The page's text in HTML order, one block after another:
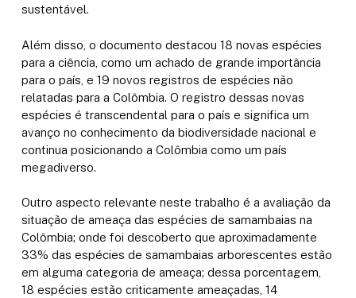
sustentável.
Além disso, o documento destacou 18 novas espécies
para a ciência, como um achado de grande importância
para o país, e 19 novos registros de espécies não
relatadas para a Colômbia. O registro dessas novas
espécies é transcendental para o país e significa um
avanço no conhecimento da biodiversidade nacional e
continua posicionando a Colômbia como um país
megadiverso.
Outro aspecto relevante neste trabalho é a avaliação da
situação de ameaça das espécies de samambaias na
Colômbia; onde foi descoberto que aproximadamente
33% das espécies de samambaias arborescentes estão
em alguma categoria de ameaça; dessa porcentagem,
18 espécies estão criticamente ameaçadas, 14